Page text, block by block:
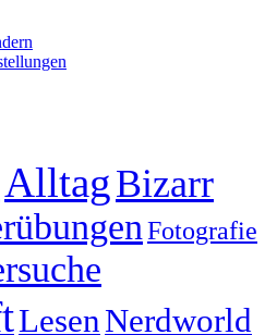
AlltagBizarr
Fotografie
Lesen Nerdworld